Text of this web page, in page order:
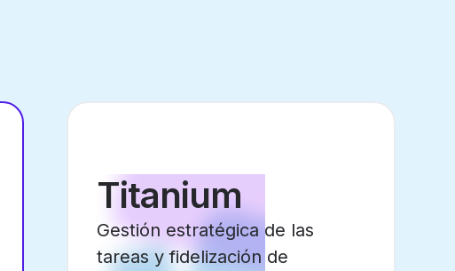
Titanium
Gestión estratégica de las
tareas y fidelización de